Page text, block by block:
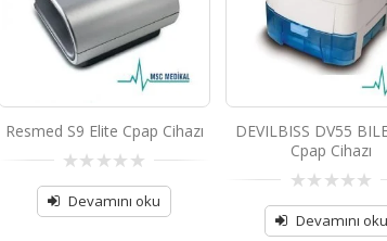
Resmed S9 Elite Cpap Cihazı
0
out
of
Devamını oku
DEVILBISS DV55
Cpap Cihazı
0
out
of
Devamını oku